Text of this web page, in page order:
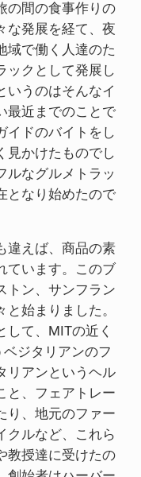
の間の食事作りの
な発展を経て、夜
域で働く人達のた
ックとして発展し
いうのはそんなイ
最近までのことで
イドのバイトをし
見かけたものでし
ルなグルメトラッ
となり始めたので
違えば、商品の素
ています。このブ
トン、サンフラン
始まりました。
して、MITの近く
ベジタリアンのフ
リアンというヘル
と、フェアトレー
り、地元のファー
クルなど、これら
教授達に受けたの